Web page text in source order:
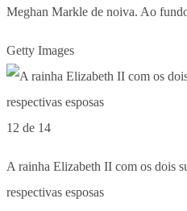
Meghan Markle de noiva. Ao
Getty Images
12 de 14
A rainha Elizabeth II com os dois
respectivas esposas